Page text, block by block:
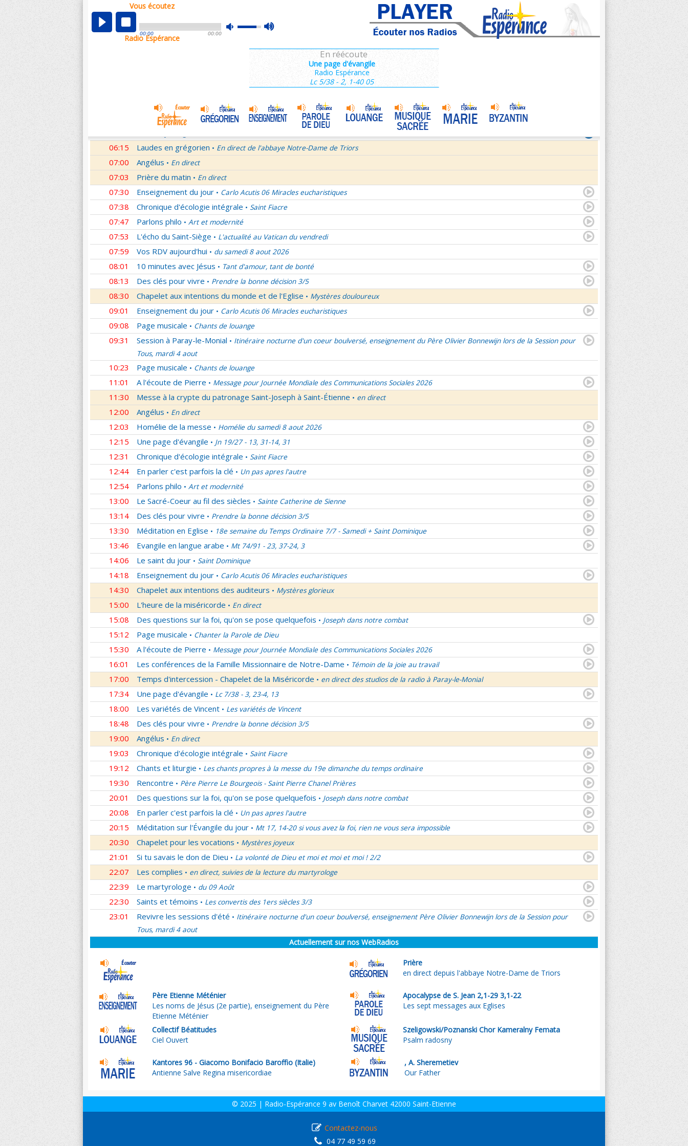
Vous écoutez
mute
max
00:00 00:00
Radio Espérance
En réécoute
Une page d'évangile
Radio Espérance
Lc 5/38 - 2, 1-40 05
00:02
01:00 Hymne acathiste à la Mère de Dieu • Prière mariale de tradition byzantine
01:48 Méditation en Eglise
Les conférences de la Famille Missionnaire de Notre-Dame • La joie dans 3 textes de l'Église
Lettres aux Ephésiens et Philemon
La volonté de Dieu et moi et moi et moi ! 1/2
A l'écoute de Pierre Message pour Journée Mondiale des Communications Sociales 2026
Rencontre • Père Pierre Le Bourgeois - Saint Pierre Chanel Prières
06:15 Laudes en grégorien • En direct de l'abbaye Notre-Dame de Triors
07:00 Angélus • En direct
07:03 Prière du matin • En direct
07:30 Enseignement du jour • Carlo Acutis 06 Miracles eucharistiques
07:38 Chronique d'écologie intégrale • Saint Fiacre
07:47 Parlons philo • Art et modernité
07:53 L'écho du Saint-Siège • L'actualité au Vatican du vendredi
07:59 Vos RDV aujourd'hui • du samedi 8 aout 2026
08:01 10 minutes avec Jésus • Tant d'amour, tant de bonté
08:13 Des clés pour vivre • Prendre la bonne décision 3/5
08:30 Chapelet aux intentions du monde et de l'Eglise • Mystères douloureux
09:01 Enseignement du jour • Carlo Acutis 06 Miracles eucharistiques
09:08 Page musicale • Chants de louange
09:31 Session à Paray-le-Monial • Itinéraire nocturne d'un coeur boulversé, enseignement du Père Olivier Bonnewijn lors de la Session pour
Tous, mardi 4 aout
10:23 Page musicale • Chants de louange
11:01 A l'écoute de Pierre • Message pour Journée Mondiale des Communications Sociales 2026
11:30 Messe à la crypte du patronage Saint-Joseph à Saint-Étienne • en direct
12:00 Angélus • En direct
12:03 Homélie de la messe • Homélie du samedi 8 aout 2026
12:15 Une page d'évangile • Jn 19/27 - 13, 31-14, 31
12:31 Chronique d'écologie intégrale • Saint Fiacre
12:44 En parler c'est parfois la clé • Un pas apres l'autre
12:54 Parlons philo • Art et modernité
13:00 Le Sacré-Coeur au fil des siècles • Sainte Catherine de Sienne
13:14 Des clés pour vivre • Prendre la bonne décision 3/5
13:30 Méditation en Eglise • 18e semaine du Temps Ordinaire 7/7 - Samedi + Saint Dominique
13:46 Evangile en langue arabe • Mt 74/91 - 23, 37-24, 3
14:06 Le saint du jour • Saint Dominique
14:18 Enseignement du jour • Carlo Acutis 06 Miracles eucharistiques
14:30 Chapelet aux intentions des auditeurs • Mystères glorieux
15:00 L'heure de la miséricorde • En direct
15:08 Des questions sur la foi, qu'on se pose quelquefois • Joseph dans notre combat
15:12 Page musicale • Chanter la Parole de Dieu
15:30 A l'écoute de Pierre • Message pour Journée Mondiale des Communications Sociales 2026
16:01 Les conférences de la Famille Missionnaire de Notre-Dame • Témoin de la joie au travail
17:00 Temps d'intercession - Chapelet de la Miséricorde • en direct des studios de la radio à Paray-le-Monial
17:34 Une page d'évangile • Lc 7/38 - 3, 23-4, 13
18:00 Les variétés de Vincent • Les variétés de Vincent
18:48 Des clés pour vivre • Prendre la bonne décision 3/5
19:00 Angélus • En direct
19:03 Chronique d'écologie intégrale • Saint Fiacre
19:12 Chants et liturgie • Les chants propres à la messe du 19e dimanche du temps ordinaire
19:30 Rencontre • Père Pierre Le Bourgeois - Saint Pierre Chanel Prières
20:01 Des questions sur la foi, qu'on se pose quelquefois • Joseph dans notre combat
20:08 En parler c'est parfois la clé • Un pas apres l'autre
20:15 Méditation sur l'Évangile du jour • Mt 17, 14-20 si vous avez la foi, rien ne vous sera impossible
20:30 Chapelet pour les vocations • Mystères joyeux
21:01 Si tu savais le don de Dieu • La volonté de Dieu et moi et moi et moi ! 2/2
22:07 Les complies • en direct, suivies de la lecture du martyrologe
22:39 Le martyrologe • du 09 Août
22:30 Saints et témoins • Les convertis des 1ers siècles 3/3
23:01 Revivre les sessions d'été • Itinéraire nocturne d'un coeur boulversé, enseignement Père Olivier Bonnewijn lors de la Session pour
Tous, mardi 4 aout
Actuellement sur nos WebRadios
Prière
en direct depuis l'abbaye Notre-Dame de Triors
Père Etienne Méténier
Les noms de Jésus (2e partie), enseignement du Père
Etienne Méténier
Apocalypse de S. Jean 2,1-29 3,1-22
Les sept messages aux Eglises
Collectif Béatitudes
Ciel Ouvert
Szeligowski/Poznanski Chor Kameralny Femata
Psalm radosny
Kantores 96 - Giacomo Bonifacio Baroffio (Italie)
Antienne Salve Regina misericordiae
, A. Sheremetiev
Our Father
© 2025 | Radio-Espérance 9 av Benoît Charvet 42000 Saint-Etienne
Contactez-nous
04 77 49 59 69